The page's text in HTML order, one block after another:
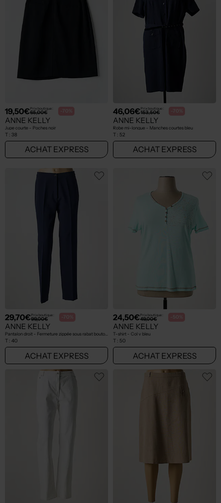
19,50€Prix boutique :
65,00€ -70%
ANNE KELLY
Jupe courte - Poches noir
T : 38
ACHAT EXPRESS
46,06€Prix boutique :
153,50€ -70%
ANNE KELLY
Robe mi-longue - Manches courtes bleu
T : 52
ACHAT EXPRESS
29,70€Prix boutique :
99,00€ -70%
ANNE KELLY
Pantalon droit - Fermeture zippée sous rabat boutonné bleu
T : 40
ACHAT EXPRESS
24,50€Prix boutique :
49,00€ -50%
ANNE KELLY
T-shirt - Col v bleu
T : 50
ACHAT EXPRESS